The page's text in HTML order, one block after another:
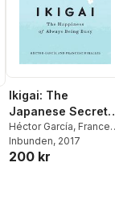
Ikigai: The
Japanese Secret
to a Long and
Happy Life
Héctor García,
Miralles
Inbunden, 2017
200 kr